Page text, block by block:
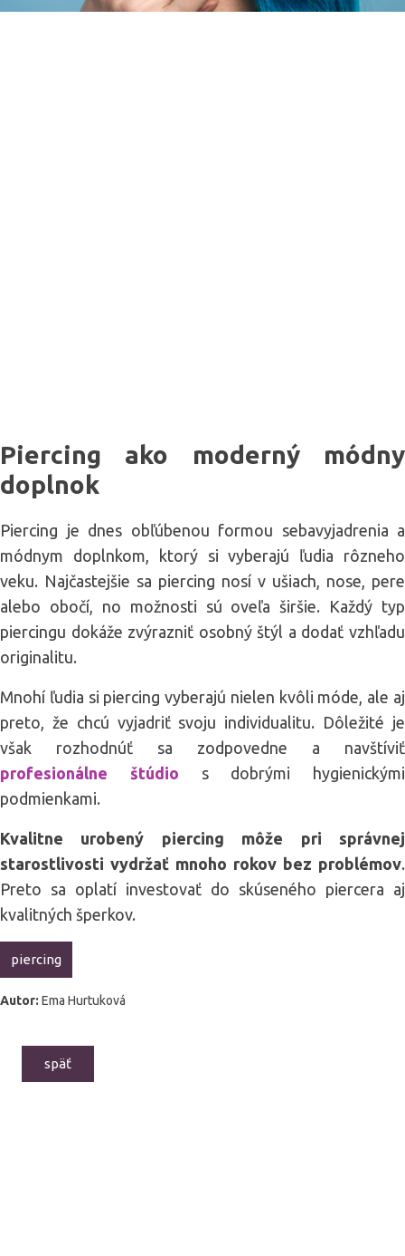
Piercing ako moderný módny
doplnok
Piercing je dnes obľúbenou formou sebavyjadrenia a
módnym doplnkom, ktorý si vyberajú ľudia rôzneho
veku. Najčastejšie sa piercing nosí v ušiach, nose, pere
alebo obočí, no možnosti sú oveľa širšie. Každý typ
piercingu dokáže zvýrazniť osobný štýl a dodať vzhľadu
originalitu.
Mnohí ľudia si piercing vyberajú nielen kvôli móde, ale aj
preto, že chcú vyjadriť svoju individualitu. Dôležité je
však rozhodnúť sa zodpovedne a navštíviť
profesionálne štúdio s dobrými hygienickými
podmienkami.
Kvalitne urobený piercing môže pri správnej
starostlivosti vydržať mnoho rokov bez problémov.
Preto sa oplatí investovať do skúseného piercera aj
kvalitných šperkov.
piercing
Autor: Ema Hurtuková
späť